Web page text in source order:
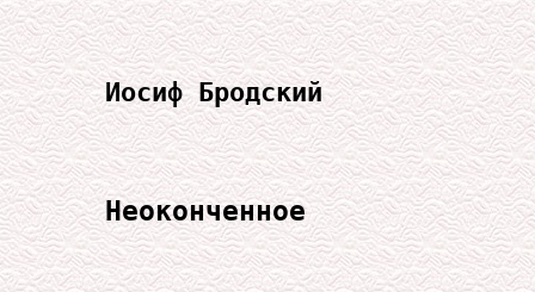
Иосиф Бродский
Неоконченное